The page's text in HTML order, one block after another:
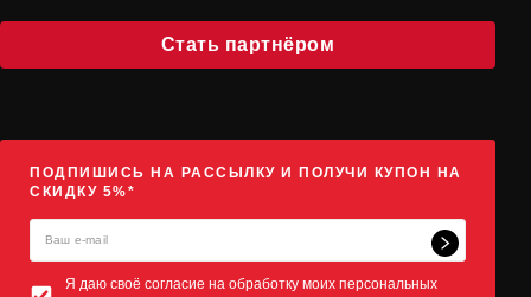
Стать партнёром
ПОДПИШИСЬ НА РАССЫЛКУ И ПОЛУЧИ КУПОН НА
СКИДКУ 5%*
Я даю своё согласие на обработку моих персональных